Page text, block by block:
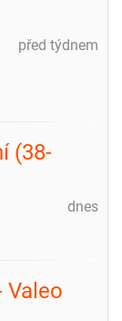
před týdnem
(38-
dnes
Valeo